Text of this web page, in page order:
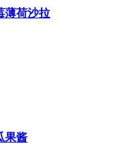
薄荷沙拉
果酱